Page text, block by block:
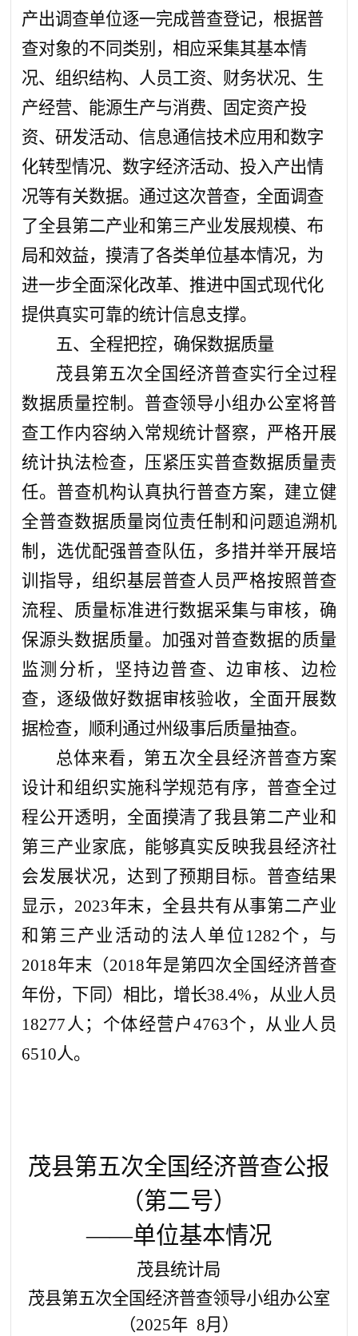
产出调查单位逐一完成普查登记，根据普
查对象的不同类别，相应采集其基本情
况、组织结构、人员工资、财务状况、生
产经营、能源生产与消费、固定资产投
资、研发活动、信息通信技术应用和数字
化转型情况、数字经济活动、投入产出情
况等有关数据。通过这次普查，全面调查
了全县第二产业和第三产业发展规模、布
局和效益，摸清了各类单位基本情况，为
进一步全面深化改革、推进中国式现代化
提供真实可靠的统计信息支撑。
五、全程把控，确保数据质量
茂县第五次全国经济普查实行全过程
数据质量控制。普查领导小组办公室将普
查工作内容纳入常规统计督察，严格开展
统计执法检查，压紧压实普查数据质量责
任。普查机构认真执行普查方案，建立健
全普查数据质量岗位责任制和问题追溯机
制，选优配强普查队伍，多措并举开展培
训指导，组织基层普查人员严格按照普查
流程、质量标准进行数据采集与审核，确
保源头数据质量。加强对普查数据的质量
监测分析，坚持边普查、边审核、边检
查，逐级做好数据审核验收，全面开展数
据检查，顺利 通过州级事后质量抽查。
总体来看，第五次全县经济普查方案
设计和组织实施科学规范有序，普查全过
程公开透明，全面摸清了我县第二产业和
第三产业家底，能够真实反映我县经济社
会发展状况，达到了预期目标。普查结果
显示， 2023年末，全县共有从事第二产业
和第三产业活动的法人单位1282个，与
2018年末（2018年是第四次全 国 经济普查
年份，下同）相比，增长38.4%，从业人员
18277人；个体经营户4763个，从业人员
6510人。
茂县第五次全国经济普查公报
（第二号）
——单位基本情况
茂县统计局
茂县第五次全国经济普查领导小组办公室
（2025年 8月 ）